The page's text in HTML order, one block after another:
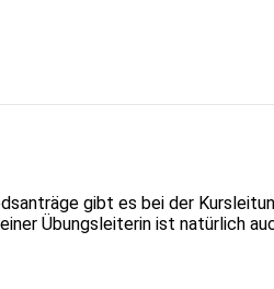
gibt es bei der
Übungsleiterin ist natürlich